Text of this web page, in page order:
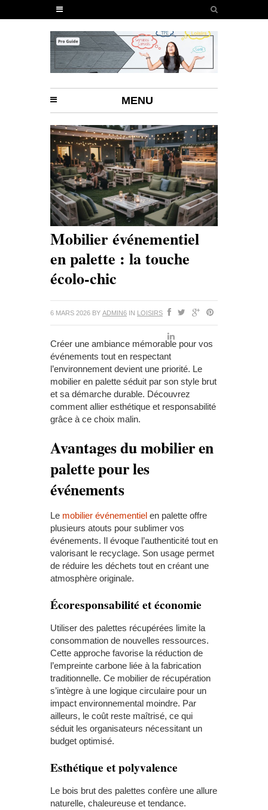
MENU
Mobilier événementiel
en palette : la touche
écolo-chic
6 MARS 2026 BY ADMIN6 IN LOISIRS
Créer une ambiance mémorable pour vos
événements tout en respectant
l’environnement devient une priorité. Le
mobilier en palette séduit par son style brut
et sa démarche durable. Découvrez
comment allier esthétique et responsabilité
grâce à ce choix malin.
Avantages du mobilier en
palette pour les
événements
Le mobilier événementiel en palette offre
plusieurs atouts pour sublimer vos
événements. Il évoque l’authenticité tout en
valorisant le recyclage. Son usage permet
de réduire les déchets tout en créant une
atmosphère originale.
Écoresponsabilité et économie
Utiliser des palettes récupérées limite la
consommation de nouvelles ressources.
Cette approche favorise la réduction de
l’empreinte carbone liée à la fabrication
traditionnelle. Ce mobilier de récupération
s’intègre à une logique circulaire pour un
impact environnemental moindre. Par
ailleurs, le coût reste maîtrisé, ce qui
séduit les organisateurs nécessitant un
budget optimisé.
Esthétique et polyvalence
Le bois brut des palettes confère une allure
naturelle, chaleureuse et tendance.